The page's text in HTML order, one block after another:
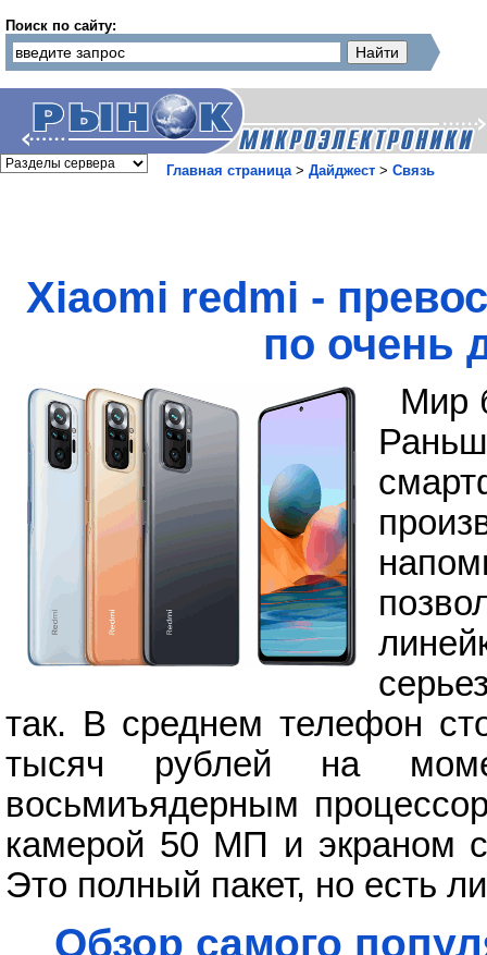
Поиск по сайту:
Главная страница> Дайджест > Связь
Xiaomi redmi -
по очень
Мир
так. В среднем телефон
тысяч рублей на
восьмиъядерным
камерой 50 МП и экраном
Это полный пакет, но есть
Обзор самого